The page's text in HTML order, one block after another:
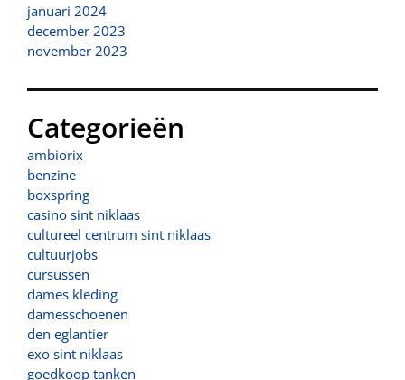
januari 2024
december 2023
november 2023
Categorieën
ambiorix
benzine
boxspring
casino sint niklaas
cultureel centrum sint niklaas
cultuurjobs
cursussen
dames kleding
damesschoenen
den eglantier
exo sint niklaas
goedkoop tanken